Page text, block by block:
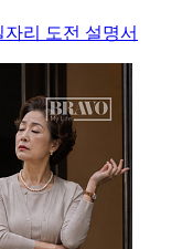
자리 도전 설명서